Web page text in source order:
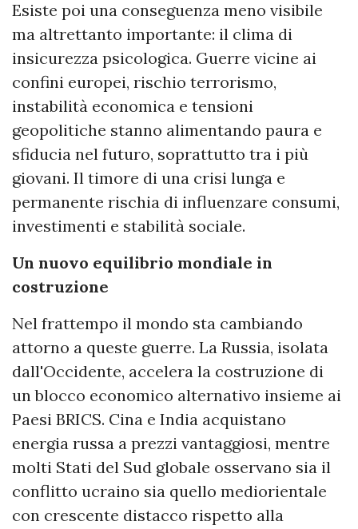
Esiste poi una conseguenza meno visibile
ma altrettanto importante: il clima di
insicurezza psicologica. Guerre vicine ai
confini europei, rischio terrorismo,
instabilità economica e tensioni
geopolitiche stanno alimentando paura e
sfiducia nel futuro, soprattutto tra i più
giovani. Il timore di una crisi lunga e
permanente rischia di influenzare consumi,
investimenti e stabilità sociale.
Un nuovo equilibrio mondiale in
costruzione
Nel frattempo il mondo sta cambiando
attorno a queste guerre. La Russia, isolata
dall'Occidente, accelera la costruzione di
un blocco economico alternativo insieme ai
Paesi BRICS. Cina e India acquistano
energia russa a prezzi vantaggiosi, mentre
molti Stati del Sud globale osservano sia il
conflitto ucraino sia quello mediorientale
con crescente distacco rispetto alla